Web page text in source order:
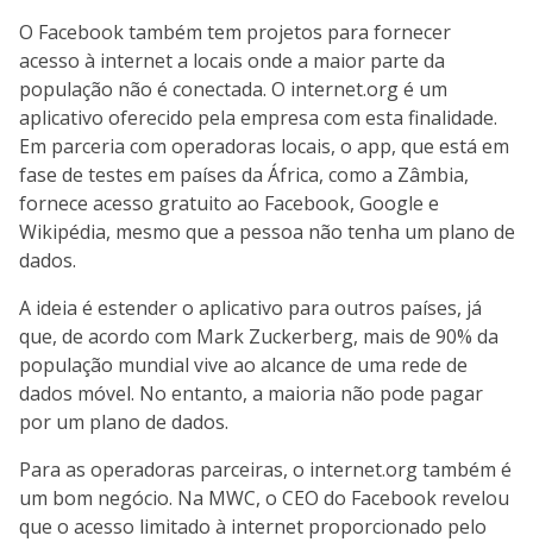
O Facebook também tem projetos para fornecer
acesso à internet a locais onde a maior parte da
população não é conectada. O internet.org é um
aplicativo oferecido pela empresa com esta finalidade.
Em parceria com operadoras locais, o app, que está em
fase de testes em países da África, como a Zâmbia,
fornece acesso gratuito ao Facebook, Google e
Wikipédia, mesmo que a pessoa não tenha um plano de
dados.
A ideia é estender o aplicativo para outros países, já
que, de acordo com Mark Zuckerberg, mais de 90% da
população mundial vive ao alcance de uma rede de
dados móvel. No entanto, a maioria não pode pagar
por um plano de dados.
Para as operadoras parceiras, o internet.org também é
um bom negócio. Na MWC, o CEO do Facebook revelou
que o acesso limitado à internet proporcionado pelo